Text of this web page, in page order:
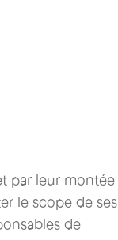
par leur montée
le scope de ses
de